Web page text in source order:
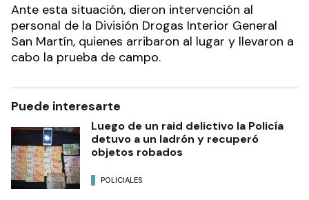
Ante esta situación, dieron intervención al
personal de la División Drogas Interior General
San Martín, quienes arribaron al lugar y llevaron a
cabo la prueba de campo.
Puede interesarte
Luego de un raid delictivo la Policía
detuvo a un ladrón y recuperó
objetos robados
POLICIALES